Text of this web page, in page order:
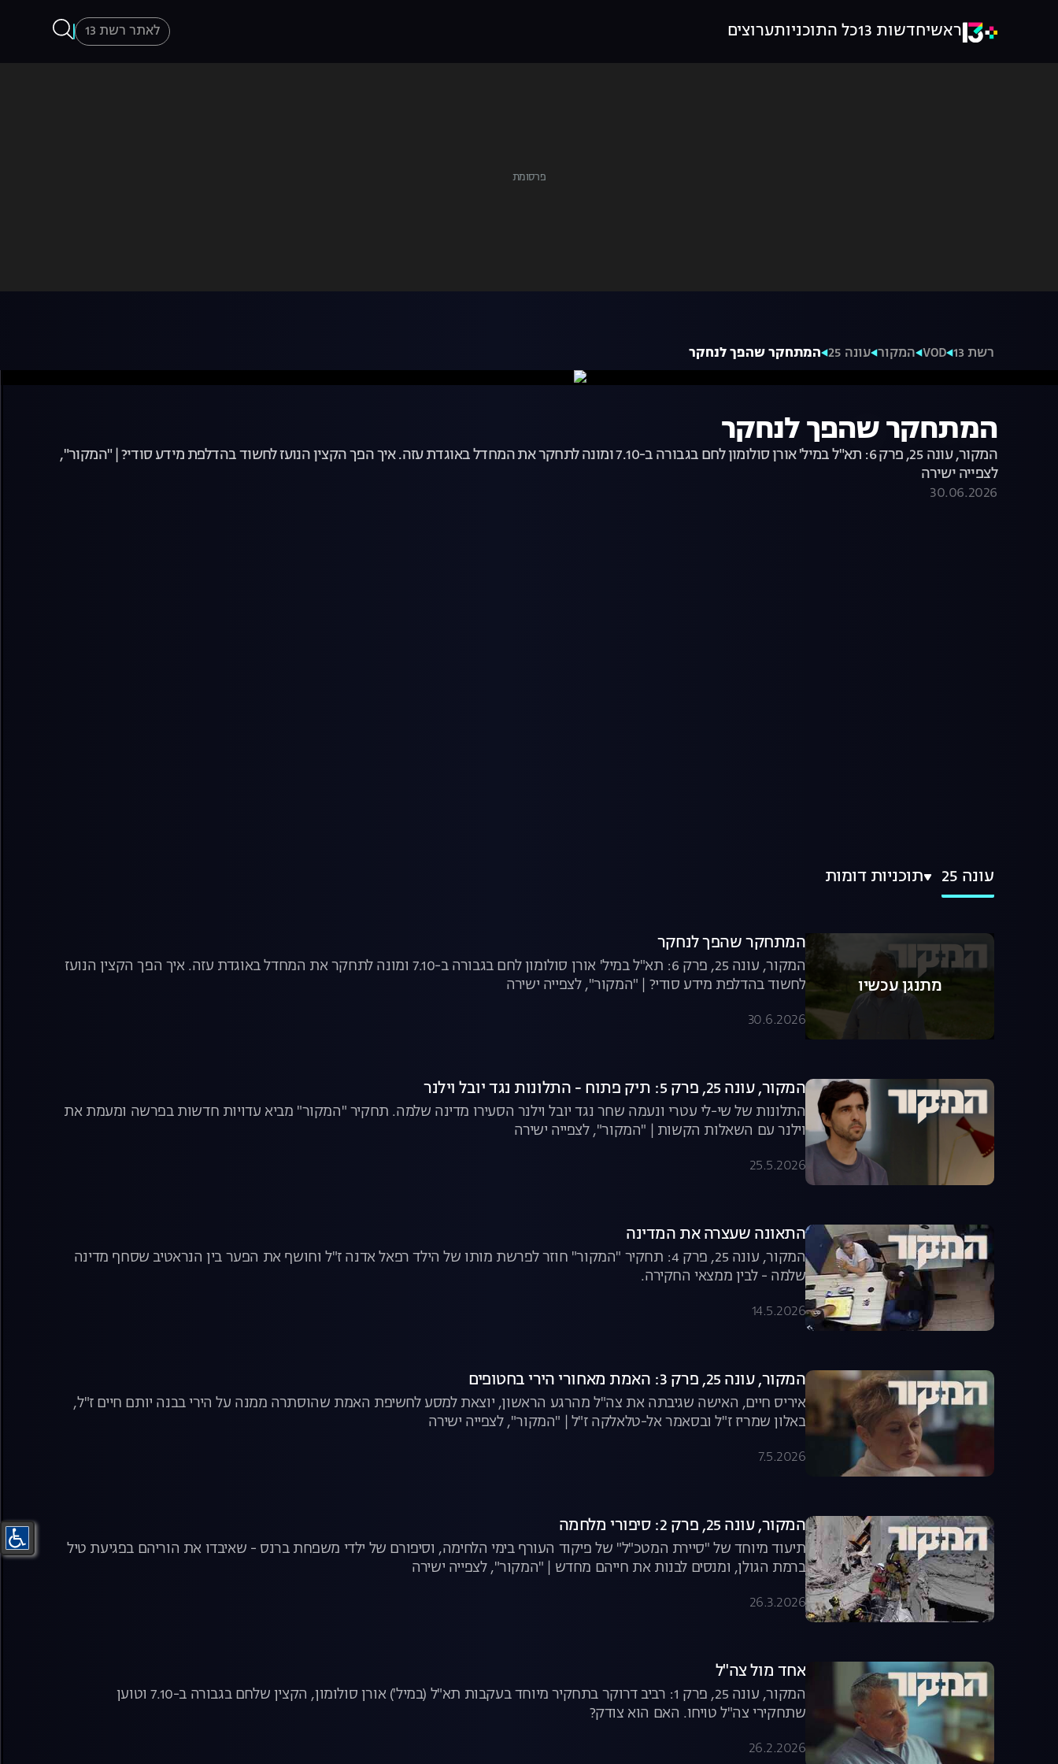
ראשיחדשות 13 כל התוכניותערוצים לאתר רשת 13
רשת 13 VOD המקור עונה 25 המתחקר שהפך לנחקר
המתחקר שהפך לנחקר
המקור, עונה 25, פרק 6: תא"ל במיל' אורן סולומון לחם בגבורה ב-7.10 ומונה לתחקר את המחדל באוגדת עזה. איך הפך הקצין הנועז לחשוד בהדלפת מידע סודי? | "המקור",
לצפייה ישירה
30.06.2026
עונה 25 תוכניות דומות
מתנגן עכשיו
המתחקר שהפך לנחקר
המקור, עונה 25, פרק 6: תא"ל במיל' אורן סולומון לחם בגבורה ב-7.10 ומונה לתחקר את המחדל באוגדת עזה. איך הפך הקצין הנועז
לחשוד בהדלפת מידע סודי? | "המקור", לצפייה ישירה
30.6.2026
המקור, עונה 25, פרק 5: תיק פתוח - התלונות נגד יובל וילנר
התלונות של שי-לי עטרי ונעמה שחר נגד יובל וילנר הסעירו מדינה שלמה. תחקיר "המקור" מביא עדויות חדשות בפרשה ומעמת את
וילנר עם השאלות הקשות | "המקור", לצפייה ישירה
25.5.2026
התאונה שעצרה את המדינה
המקור, עונה 25, פרק 4: תחקיר "המקור" חוזר לפרשת מותו של הילד רפאל אדנה ז"ל וחושף את הפער בין הנראטיב שסחף מדינה
שלמה - לבין ממצאי החקירה.
14.5.2026
המקור, עונה 25, פרק 3: האמת מאחורי הירי בחטופים
איריס חיים, האישה שגיבתה את צה"ל מהרגע הראשון, יוצאת למסע לחשיפת האמת שהוסתרה ממנה על הירי בבנה יותם חיים ז"ל,
באלון שמריז ז"ל ובסאמר אל-טלאלקה ז"ל | "המקור", לצפייה ישירה
7.5.2026
המקור, עונה 25, פרק 2: סיפורי מלחמה
תיעוד מיוחד של "סיירת המטכ"ל" של פיקוד העורף בימי הלחימה, וסיפורם של ילדי משפחת ברנס - שאיבדו את הוריהם בפגיעת טיל
ברמת הגולן, ומנסים לבנות את חייהם מחדש | "המקור", לצפייה ישירה
26.3.2026
אחד מול צה"ל
המקור, עונה 25, פרק 1: רביב דרוקר בתחקיר מיוחד בעקבות תא"ל (במיל') אורן סולומון, הקצין שלחם בגבורה ב-7.10 וטוען
שתחקירי צה"ל טויחו. האם הוא צודק?
26.2.2026